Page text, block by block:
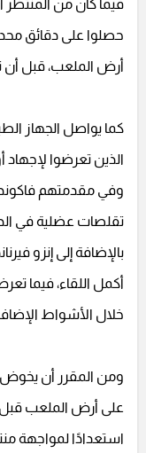
فيما كان من المنتظر
حصلوا على دقائق
أرض الملعب، قبل أن
كما يواصل الجهاز
الذين تعرضوا
وفي مقدمتهم فاكوندو
تقلصات عضلية في
بالإضافة إلى إنزو
أكمل اللقاء، فيما
خلال الأشواط
ومن المقرر أن يخوض
على أرض الملعب قبل
استعدادًا لمواجهة